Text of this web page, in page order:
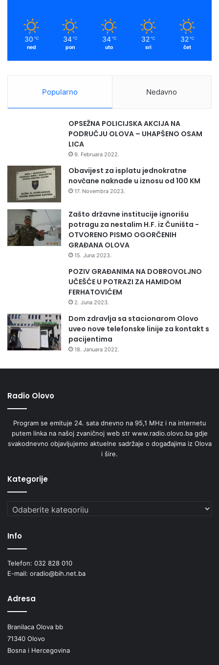
30 ℃
ned
34 ℃
pon
34 ℃
uto
32 ℃
sri
32 ℃
čet
Popularno Nedavno
OPSEŽNA POLICIJSKA AKCIJA NA
PODRUČJU OLOVA – UHAPŠENO OSAM
LICA
9. Februara 2022.
Obavijest za isplatu jednokratne
novčane naknade u iznosu od 100 KM
17. Novembra 2023.
Zašto državne institucije ignorišu
potragu za nestalim H.F. iz Čuništa -
OTVORENO PISMO OGORČENIH
GRAĐANA OLOVA
15. Juna 2023.
POZIV GRAĐANIMA NA DOBROVOLJNO
UČEŠĆE U POTRAZI ZA HAMIDOM
FERHATOVIĆEM
2. Juna 2023.
Dom zdravlja sa stacionarom Olovo
uveo nove telefonske linije za kontakt s
pacijentima
18. Januara 2022.
Radio Olovo
Program se emituje 24. sata dnevno na 95,1 MHz i na internetu
putem linka na našoj zvaničnoj web str www.radio.olovo.ba gdje
svakodnevno objavljujemo aktuelne sadržaje o događajima iz Olova
i šire.
Kategorije
Kategorije
Info
Telefon: 032 828 010
E-mail: oradio@bih.net.ba
Adresa
Branilaca Olova bb
71340 Olovo
Bosna i Hercegovina